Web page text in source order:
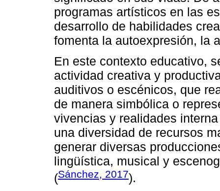
programas artísticos en las
desarrollo de habilidades
fomenta la autoexpresión, la
En este contexto educativo,
actividad creativa y
auditivos o escénicos, que
de manera simbólica o
vivencias y realidades
una diversidad de recursos
generar diversas
lingüística, musical y
(Sánchez, 2017).